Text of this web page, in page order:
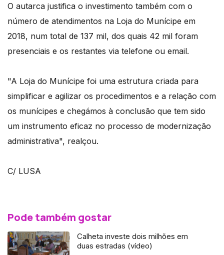
O autarca justifica o investimento também com o
número de atendimentos na Loja do Munícipe em
2018, num total de 137 mil, dos quais 42 mil foram
presenciais e os restantes via telefone ou email.
"A Loja do Munícipe foi uma estrutura criada para
simplificar e agilizar os procedimentos e a relação com
os munícipes e chegámos à conclusão que tem sido
um instrumento eficaz no processo de modernização
administrativa", realçou.
C/ LUSA
Pode também gostar
Calheta investe dois milhões em
duas estradas (vídeo)